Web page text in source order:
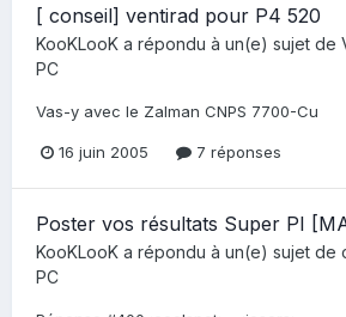
[ conseil] ventirad pour P4 520
KooKLooK a répondu à un(e) sujet de
PC
Vas-y avec le Zalman CNPS 7700-Cu
16 juin 2005 7 réponses
Poster vos résultats Super PI
KooKLooK a répondu à un(e) sujet de
PC